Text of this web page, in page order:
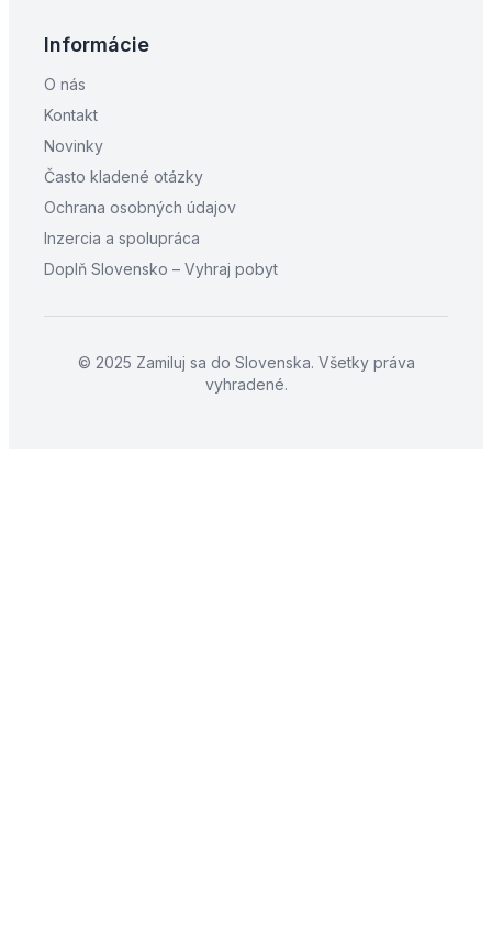
Informácie
O nás
Kontakt
Novinky
Často kladené otázky
Ochrana osobných údajov
Inzercia a spolupráca
Doplň Slovensko – Vyhraj pobyt
© 2025 Zamiluj sa do Slovenska. Všetky práva
vyhradené.